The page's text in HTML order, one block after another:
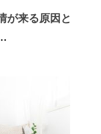
が来る原因と